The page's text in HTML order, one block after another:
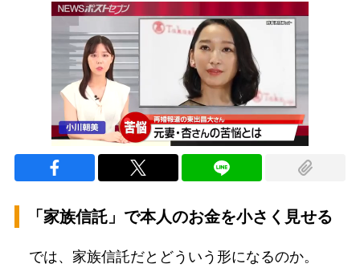
「家族信託」で本人のお金を小さく見せる
では、家族信託だとどういう形になるのか。